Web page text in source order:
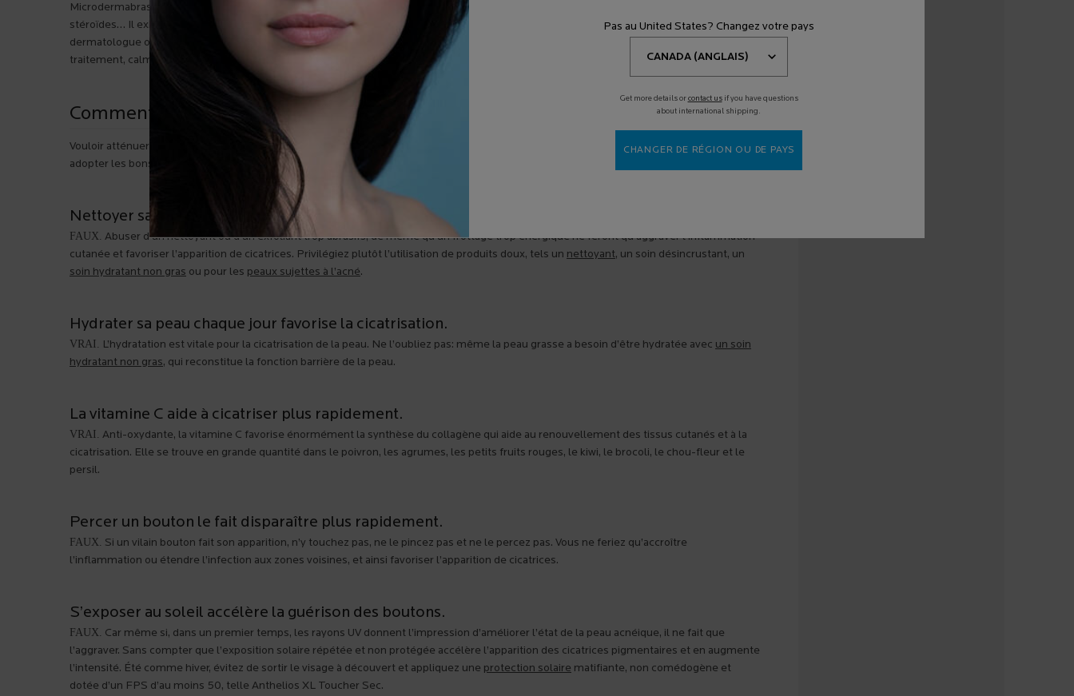
Microdermabrasion, peeling, microaiguillage, radio-fréquence, traitements au laser fractionné CO2, injections d’acide hyaluronique ou de
stéroïdes… Il existe de nombreux soins médico-esthétiques pour estomper les cicatrices plus profondes ou apparentes. Consultez un
dermatologue ou un spécialiste en soins médico-esthétiques pour connaître le traitement le plus approprié. Après les séances de
traitement, calmez les rougeurs et les sensations d’inconfort avec un soin hydratant apaisant, tel Toleriane Ultra.
Comment prévenir l’apparition des cicatrices?
Vouloir atténuer les
, c’est bien. Tout faire pour éviter leur apparition, c’est mieux! Saurez-vous démêler le vrai du faux pour
adopter les bons réflexes?
Nettoyer sa peau vigoureusement retarde les poussées d’acné.
FAUX. Abuser d’un nettoyant ou d’un exfoliant trop abrasifs, de même qu’un frottage trop énergique ne feront qu’aggraver l’inflammation
cutanée et favoriser l’apparition de cicatrices. Privilégiez plutôt l’utilisation de produits doux, tels un nettoyant, un soin désincrustant, un
soin hydratant non gras ou pour les peaux sujettes à l’acné.
Hydrater sa peau chaque jour favorise la cicatrisation.
VRAI. L’hydratation est vitale pour la cicatrisation de la peau. Ne l’oubliez pas: même la peau grasse a besoin d’être hydratée avec un soin
hydratant non gras, qui reconstitue la fonction barrière de la peau.
La vitamine C aide à cicatriser plus rapidement.
VRAI. Anti-oxydante, la vitamine C favorise énormément la synthèse du collagène qui aide au renouvellement des tissus cutanés et à la
cicatrisation. Elle se trouve en grande quantité dans le poivron, les agrumes, les petits fruits rouges, le kiwi, le brocoli, le chou-fleur et le
persil.
Percer un bouton le fait disparaître plus rapidement.
FAUX. Si un vilain bouton fait son apparition, n’y touchez pas, ne le pincez pas et ne le percez pas. Vous ne feriez qu’accroître
l’inflammation ou étendre l’infection aux zones voisines, et ainsi favoriser l’apparition de cicatrices.
S’exposer au soleil accélère la guérison des boutons.
FAUX. Car même si, dans un premier temps, les rayons UV donnent l’impression d’améliorer l’état de la peau acnéique, il ne fait que
l’aggraver. Sans compter que l’exposition solaire répétée et non protégée accélère l’apparition des cicatrices pigmentaires et en augmente
l’intensité. Été comme hiver, évitez de sortir le visage à découvert et appliquez une protection solaire matifiante, non comédogène et
dotée d’un FPS d’au moins 50, telle Anthelios XL Toucher Sec.
Pas au United States? Changez votre pays
Get more details orcontact usif you have questions
about international shipping.
CHANGER DE RÉGION OU DE PAYS